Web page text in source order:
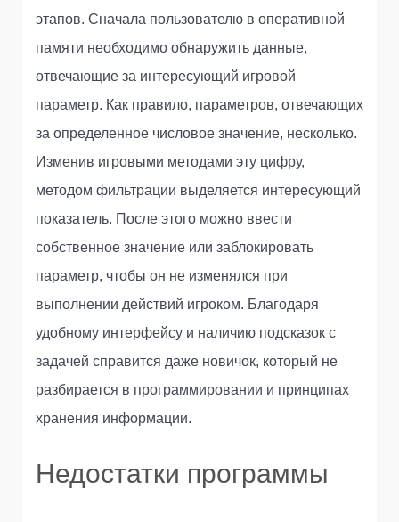
этапов. Сначала пользователю в оперативной
памяти необходимо обнаружить данные,
отвечающие за интересующий игровой
параметр. Как правило, параметров, отвечающих
за определенное числовое значение, несколько.
Изменив игровыми методами эту цифру,
методом фильтрации выделяется интересующий
показатель. После этого можно ввести
собственное значение или заблокировать
параметр, чтобы он не изменялся при
выполнении действий игроком. Благодаря
удобному интерфейсу и наличию подсказок с
задачей справится даже новичок, который не
разбирается в программировании и принципах
хранения информации.
Недостатки программы